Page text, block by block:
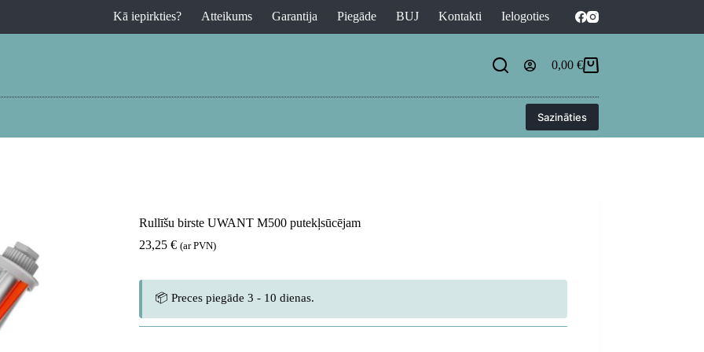
Kā iepirkties? Atteikums Garantija Piegāde BUJ Kontakti Ielogoties
Shopping
0,00 €
Sazināties
Rullīšu birste UWANT M500 putekļsūcējam
23,25 € (ar PVN)
📦 Preces piegāde 3 - 10 dienas.